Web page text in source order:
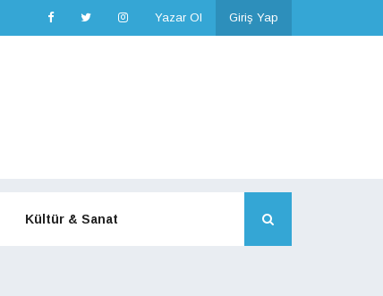
Yazar Ol Giriş Yap
Kültür & Sanat